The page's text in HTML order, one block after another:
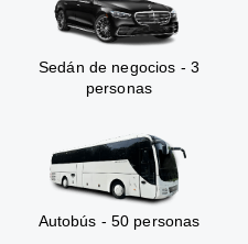
Sedán de negocios - 3
personas
Autobús - 50 personas